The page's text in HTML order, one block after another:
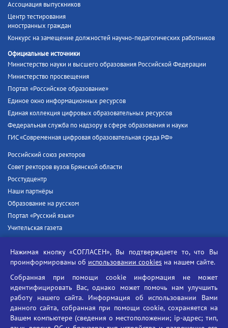
Ассоциация выпускников
Центр тестирования
иностранных граждан
Конкурс на замещение должностей научно-педагогических работников
Официальные источники
Министерство науки и высшего образования Российской Федерации
Министерство просвещения
Портал «Российское образование»
Единое окно информационных ресурсов
Единая коллекция цифровых образовательных ресурсов
Федеральная служба по надзору в сфере образования и науки
ГИС «Современная цифровая образовательная среда РФ»
Российский союз ректоров
Совет ректоров вузов Брянской области
Росстудцентр
Наши партнёры
Образование на русском
Портал «Русский язык»
Учительская газета
Единый портал государственных услуг
Противодействие угрозам информационной безопасности
Социальные ролики - Генеральная прокуратура РФ
Противодействие коррупции
БГУ против наркотиков
Нажимая кнопку «СОГЛАСЕН», Вы подтверждаете то, что Вы
проинформированы об использовании cookies на нашем сайте.
Собранная при помощи cookie информация не может
идентифицировать Вас, однако может помочь нам улучшить
работу нашего сайта. Информация об использовании Вами
данного сайта, собранная при помощи cookie, сохраняется на
Вашем компьютере (сведения о местоположении; ip-адрес; тип,